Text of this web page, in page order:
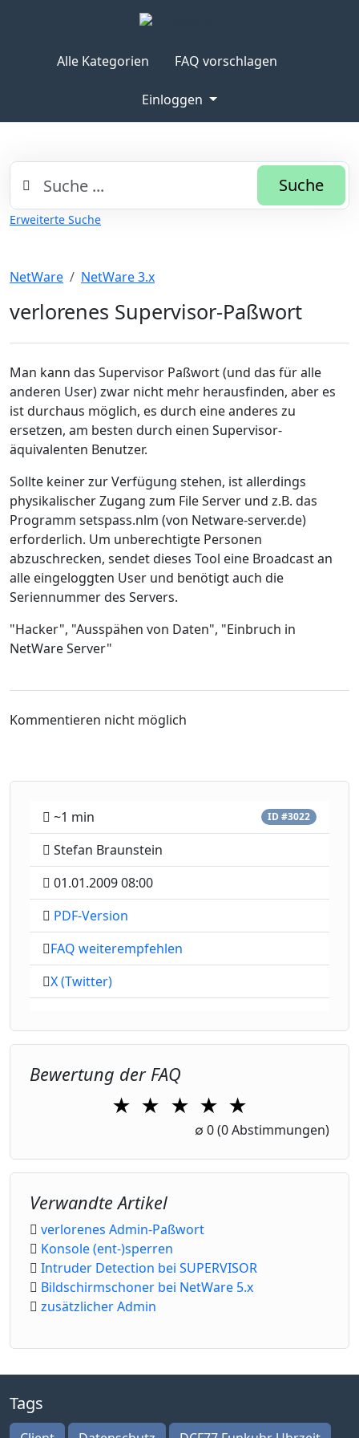
Alle Kategorien FAQ vorschlagen
Einloggen
Suche
Erweiterte Suche
NetWare NetWare 3.x
verlorenes Supervisor-Paßwort
Man kann das Supervisor Paßwort (und das für alle
anderen User) zwar nicht mehr herausfinden, aber es
ist durchaus möglich, es durch eine anderes zu
ersetzen, am besten durch einen Supervisor-
äquivalenten Benutzer.
Sollte keiner zur Verfügung stehen, ist allerdings
physikalischer Zugang zum File Server und z.B. das
Programm setspass.nlm (von Netware-server.de)
erforderlich. Um unberechtigte Personen
abzuschrecken, sendet dieses Tool eine Broadcast an
alle eingeloggten User und benötigt auch die
Seriennummer des Servers.
"Hacker", "Ausspähen von Daten", "Einbruch in
NetWare Server"
Kommentieren nicht möglich
~1 min ID #3022
Stefan Braunstein
01.01.2009 08:00
PDF-Version
FAQ weiterempfehlen
X (Twitter)
Bewertung der FAQ
★ ★
2 Stars
★
3 Stars
★
4 Stars
★
5 Stars
∅ 0(0 Abstimmungen)
Verwandte Artikel
verlorenes Admin-Paßwort
Konsole (ent-)sperren
Intruder Detection bei SUPERVISOR
Bildschirmschoner bei NetWare 5.x
zusätzlicher Admin
Tags